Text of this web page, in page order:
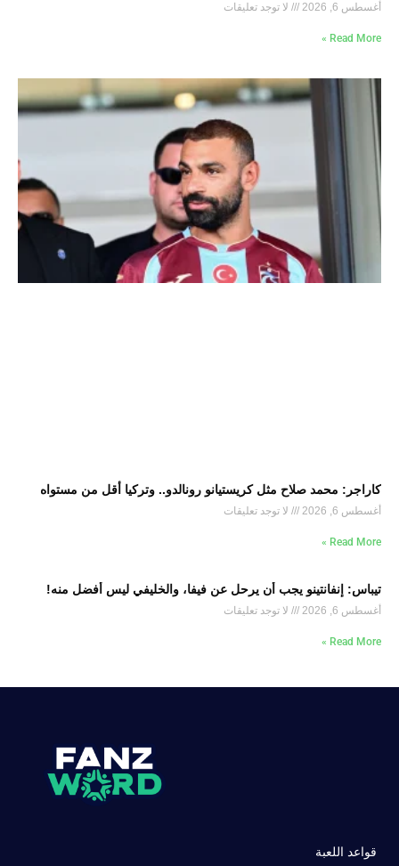
أغسطس 6, 2026 لا توجد تعليقات
Read More »
كاراجر: محمد صلاح مثل كريستيانو رونالدو.. وتركيا أقل من مستواه
أغسطس 6, 2026 لا توجد تعليقات
Read More »
تيباس: إنفانتينو يجب أن يرحل عن فيفا، والخليفي ليس أفضل منه!
أغسطس 6, 2026 لا توجد تعليقات
Read More »
قواعد اللعبة